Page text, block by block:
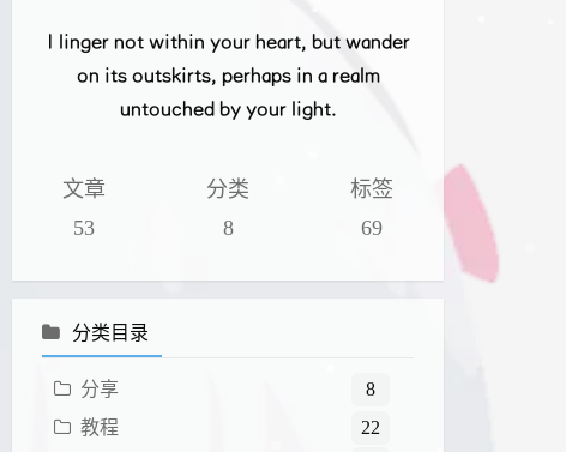
I linger not within your heart, but wander
on its outskirts, perhaps in a realm
untouched by your light.
文章
53
分类
8
标签
69
分类目录
分享
8
教程
22